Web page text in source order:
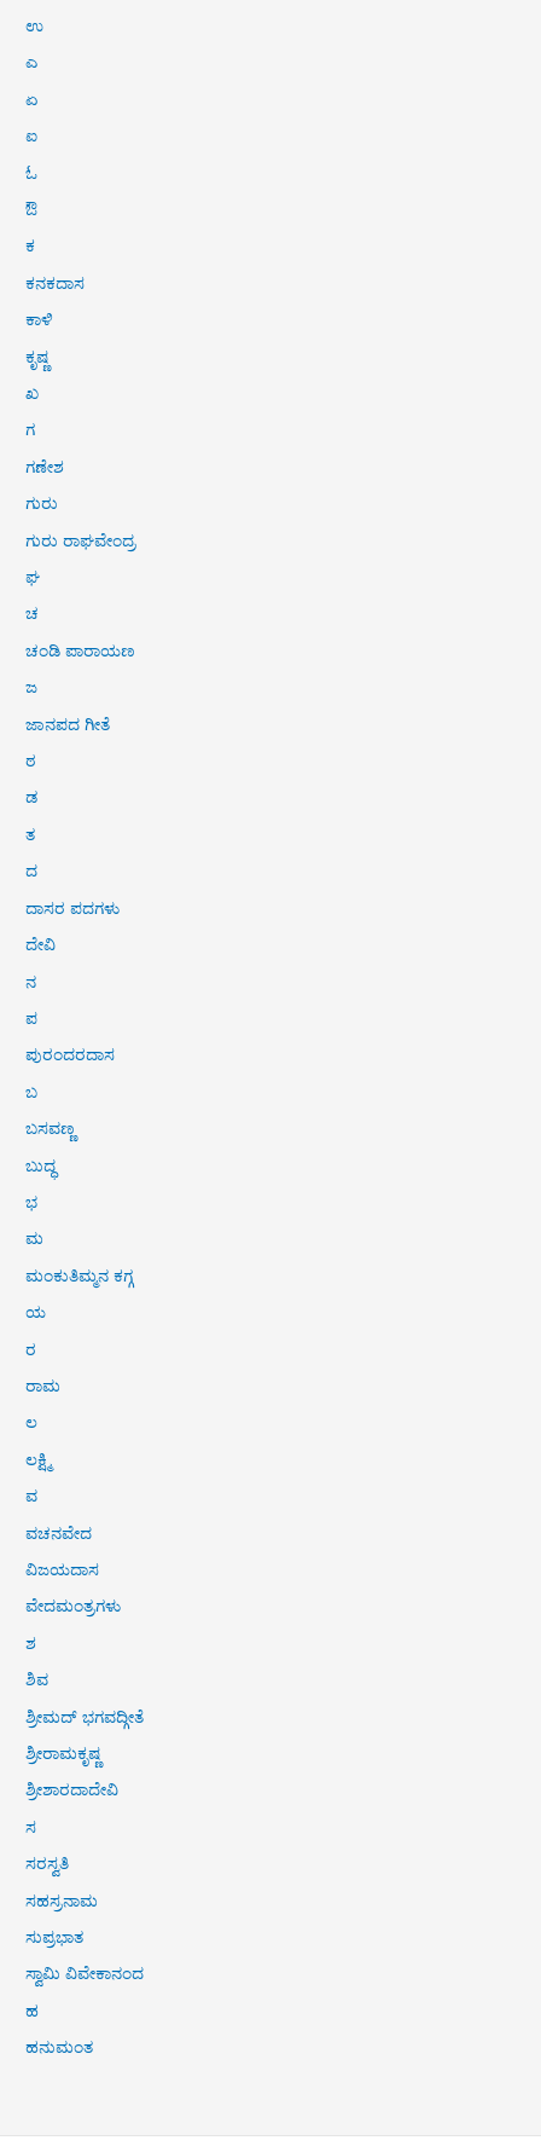
ಉ
ಎ
ಏ
ಐ
ಓ
ಔ
ಕ
ಕನಕದಾಸ
ಕಾಳಿ
ಕೃಷ್ಣ
ಖ
ಗ
ಗಣೇಶ
ಗುರು
ಗುರು ರಾಘವೇಂದ್ರ
ಘ
ಚ
ಚಂಡಿ ಪಾರಾಯಣ
ಜ
ಜಾನಪದ ಗೀತೆ
ಠ
ಡ
ತ
ದ
ದಾಸರ ಪದಗಳು
ದೇವಿ
ನ
ಪ
ಪುರಂದರದಾಸ
ಬ
ಬಸವಣ್ಣ
ಬುದ್ಧ
ಭ
ಮ
ಮಂಕುತಿಮ್ಮನ ಕಗ್ಗ
ಯ
ರ
ರಾಮ
ಲ
ಲಕ್ಷ್ಮಿ
ವ
ವಚನವೇದ
ವಿಜಯದಾಸ
ವೇದಮಂತ್ರಗಳು
ಶ
ಶಿವ
ಶ್ರೀಮದ್ ಭಗವದ್ಗೀತೆ
ಶ್ರೀರಾಮಕೃಷ್ಣ
ಶ್ರೀಶಾರದಾದೇವಿ
ಸ
ಸರಸ್ವತಿ
ಸಹಸ್ರನಾಮ
ಸುಪ್ರಭಾತ
ಸ್ವಾಮಿ ವಿವೇಕಾನಂದ
ಹ
ಹನುಮಂತ